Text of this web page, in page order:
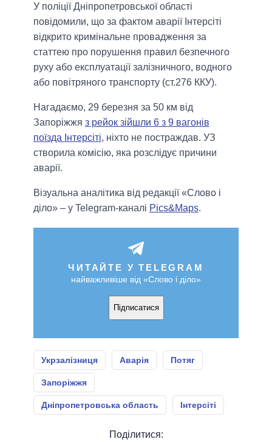
У поліції Дніпропетровської області
повідомили, що за фактом аварії Інтерсіті
відкрито кримінальне провадження за
статтею про порушення правил безпечного
руху або експлуатації залізничного, водного
або повітряного транспорту (ст.276 ККУ).
Нагадаємо, 29 березня за 50 км від
Запоріжжя з рейок зійшли 6 з 9 вагонів
поїзда Інтерсіті, ніхто не постраждав. УЗ
створила комісію, яка розслідує причини
аварії.
Візуальна аналітика від редакції «Слово і
діло» – у Telegram-каналі Pics&Maps.
ЧИТАЙТЕ У TELEGRAM
найважливіше від «Слово і діло»
Підписатися
Укрзалізниця Аварія Потяг
Запоріжжя
Дніпропетровська область Інтерсіті
Поділитися: